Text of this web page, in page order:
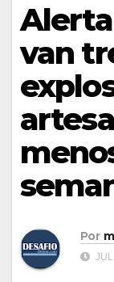
van
Por